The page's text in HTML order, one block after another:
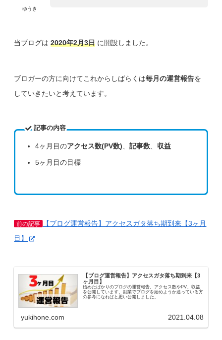
ゆうき
当ブログは2020年2月3日 に開設しました。
ブロガーの方に向けてこれからしばらくは毎月の運営報告を
していきたいと考えています。
記事の内容
4ヶ月目のアクセス数(PV数)、記事数、 収益
5ヶ月目の目標
前の記事
【ブログ運営報告】アクセスガタ落ち期到来【3ヶ月
目】
【ブログ運営報告】アクセスガタ落ち期到来【3
ヶ月目】
始めたばかりのブログの運営報告。アクセス数やPV、収益
を公開しています。副業でブログを始めようか迷っている方
の参考になればと思い公開しました。
yukihone.com 2021.04.08